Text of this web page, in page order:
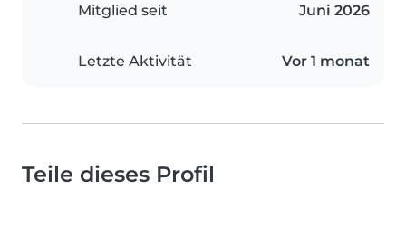
Mitglied seit Juni 2026
Letzte Aktivität Vor 1 monat
Teile dieses Profil